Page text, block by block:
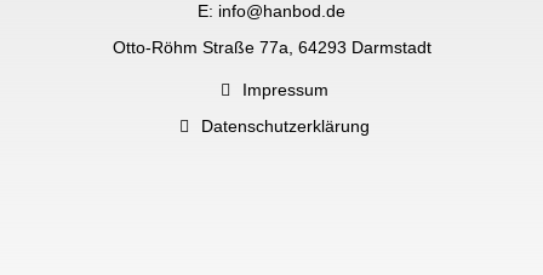
E: info@hanbod.de
Otto-Röhm Straße 77a, 64293 Darmstadt
Impressum
Datenschutzerklärung